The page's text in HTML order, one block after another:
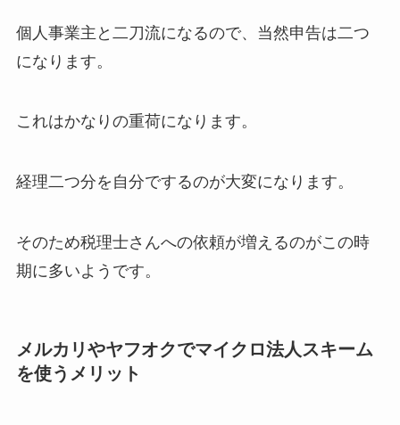
個人事業主と二刀流になるので、当然申告は二つ
になります。
これはかなりの重荷になります。
経理二つ分を自分でするのが大変になります。
そのため税理士さんへの依頼が増えるのがこの時
期に多いようです。
メルカリやヤフオクでマイクロ法人スキーム
を使うメリット